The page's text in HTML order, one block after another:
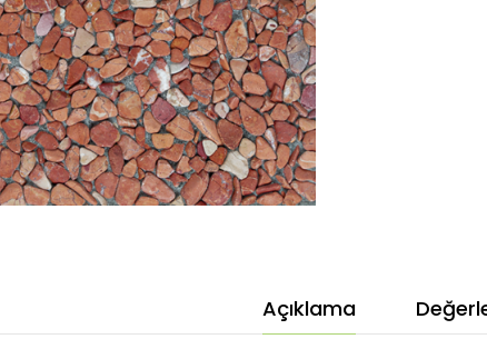
Açıklama